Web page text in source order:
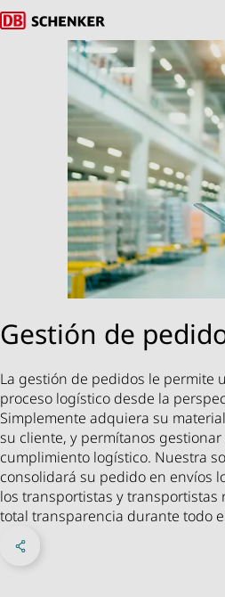
Volver a la página
Gestión de
La gestión de pedidos le permite
proceso logístico desde la
Simplemente adquiera su
su cliente, y permítanos gestionar
cumplimiento logístico. Nuestra
consolidará su pedido en envíos
los transportistas y transportistas
total transparencia durante todo
Menú de redes sociales